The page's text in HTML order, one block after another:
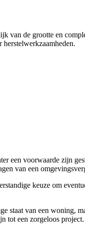
van de grootte en
een voorwaarde zijn
van een
keuze om
staat van een woning,
tot een zorgeloos project.